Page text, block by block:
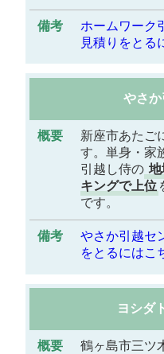
ホームワーク
見積りをとる
やさ
新座市あたご
す。単身・家
引越し侍の 地
キングで上位
です。
やさか引越セ
をとるにはこ
ヨシダ
鶴ヶ島市三ツ